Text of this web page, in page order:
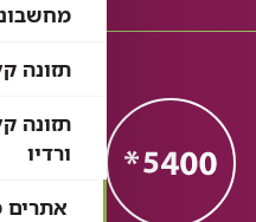
תזונה
תזונה
ורדיו
אתרים